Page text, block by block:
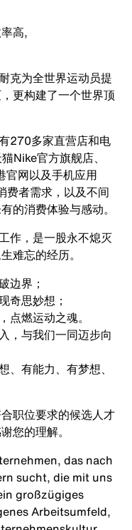
高,
为全世界运动员提
更构建了一个世界顶
270多家直营店和电
Nike官方旗舰店、
网以及手机应用
费者需求，以及不间
的消费体验与感动。
作，是一股永不熄灭
难忘的经历。
边界；
思妙想；
燃运动之魂。
与我们一同迈步向
有能力、有梦想、
职位要求的候选人才
您的理解。
das nach
sucht, die mit uns
großzügiges
Arbeitsumfeld,